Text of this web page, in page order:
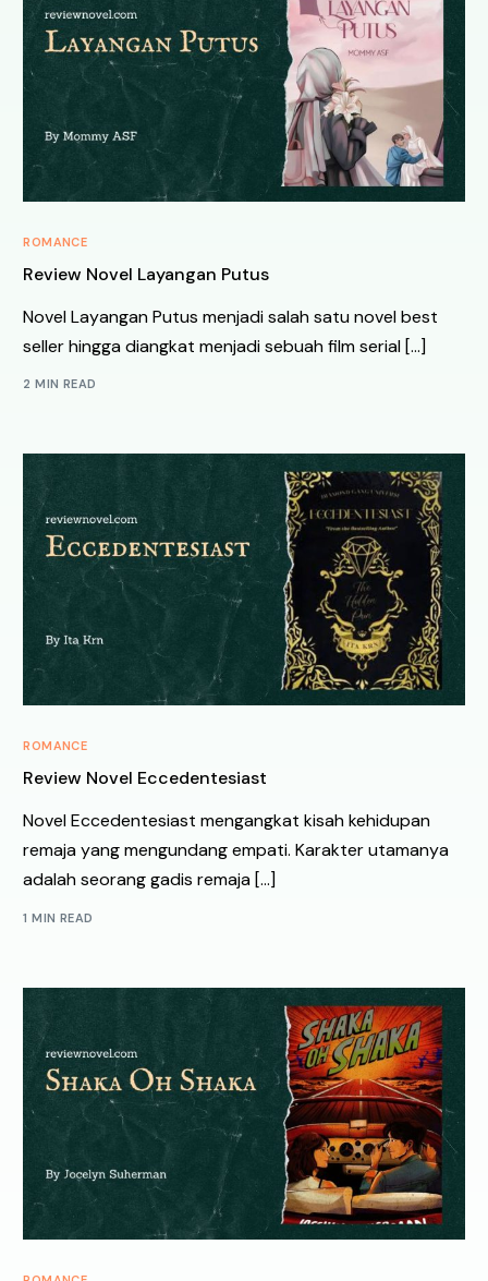
ROMANCE
Review Novel Layangan Putus
Novel Layangan Putus menjadi salah satu novel best
seller hingga diangkat menjadi sebuah film serial […]
2 MIN READ
ROMANCE
Review Novel Eccedentesiast
Novel Eccedentesiast mengangkat kisah kehidupan
remaja yang mengundang empati. Karakter utamanya
adalah seorang gadis remaja […]
1 MIN READ